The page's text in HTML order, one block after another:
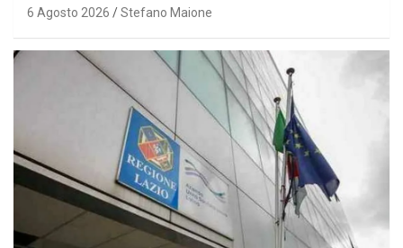
6 Agosto 2026 Stefano Maione